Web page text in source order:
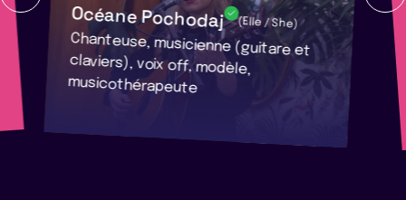
Océane Pochodaj (Elle / She)
Chanteuse, musicienne (guitare et
claviers), voix off, modèle,
musicothérapeute